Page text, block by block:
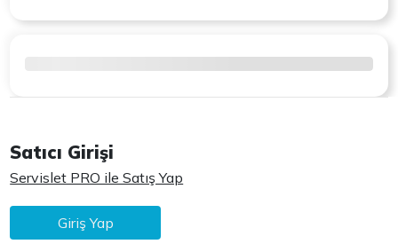
Satıcı Girişi
Servislet PRO ile Satış Yap
Giriş Yap